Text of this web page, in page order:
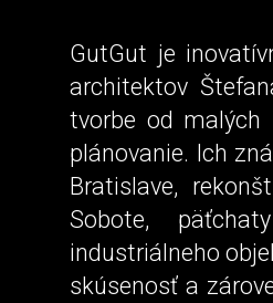
GutGut je
architektov
tvorbe od malých
plánovanie. Ich
Bratislave,
Sobote,
industriálneho
skúsenosť a